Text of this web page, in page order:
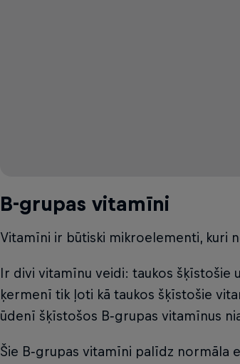
B-grupas vitamīni
Vitamīni ir būtiski mikroelementi, kuri
Ir divi vitamīnu veidi: taukos šķīstošie
ķermenī tik ļoti kā taukos šķīstošie
ūdenī šķīstošos B‑grupas vitamīnus
Šie B‑grupas vitamīni palīdz normāla